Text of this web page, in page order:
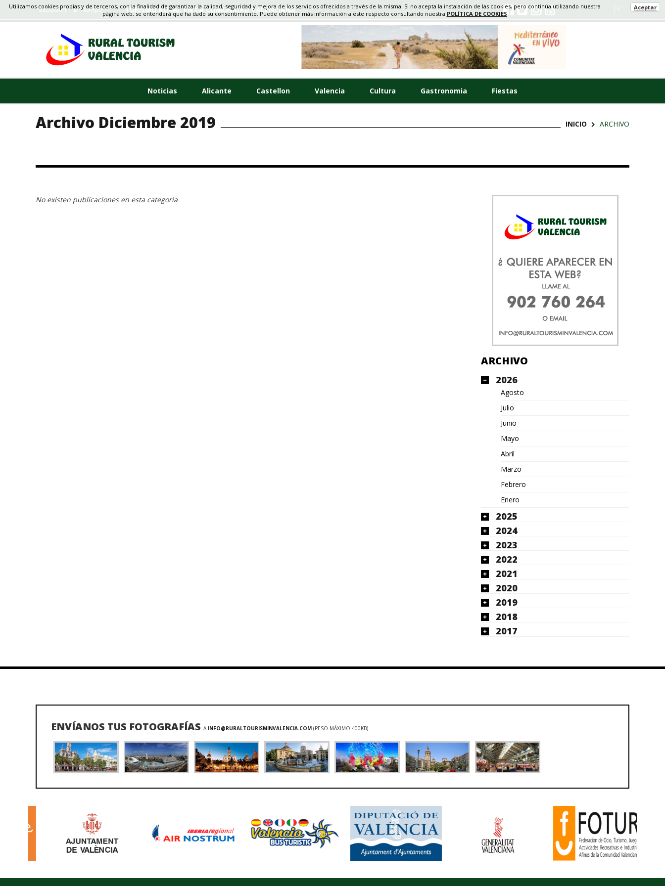
Situacion El Tiempo TURISMO RURAL EN LA COMUNIDAD VALENCIANA Select Language
Noticias Alicante Castellon Valencia Cultura Gastronomia Fiestas
Archivo Diciembre 2019 INICIO ARCHIVO
No existen publicaciones en esta categoria
ARCHIVO
2026
Agosto
Julio
Junio
Mayo
Abril
Marzo
Febrero
Enero
2025
2024
2023
2022
2021
2020
2019
2018
2017
ENVÍANOS TUS FOTOGRAFÍAS A INFO@RURALTOURISMINVALENCIA.COM (PESO MÁXIMO 400KB)
Utilizamos cookies propias y de terceros, con la finalidad de garantizar la calidad, seguridad y mejora de los servicios ofrecidos a través de la misma. Si no acepta la instalación de las cookies, pero continúa utilizando nuestra
página web, se entenderá que ha dado su consentimiento. Puede obtener más información a este respecto consultando nuestra POLÍTICA DE COOKIES
Aceptar